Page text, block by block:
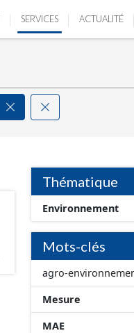
SERVICES ACTUALITÉ
Thématique
Environnement
Mots-clés
agro-
Mesure
MAE